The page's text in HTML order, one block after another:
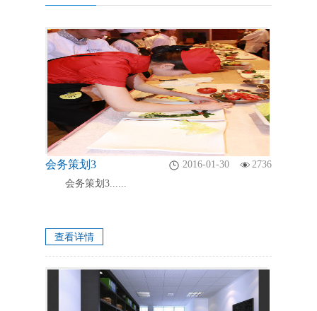
会务策划3 2016-01-30
2736
会务策划3......
查看详情